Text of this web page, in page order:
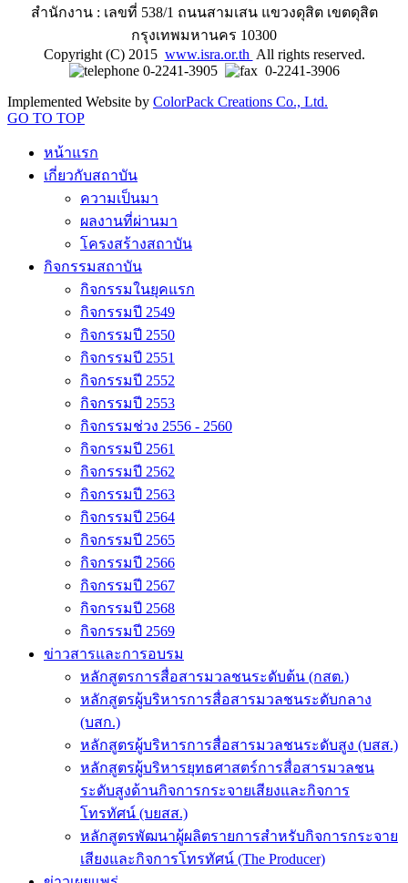
สำนักงาน : เลขที่ 538/1 ถนนสามเสน แขวงดุสิต เขตดุสิต
กรุงเทพมหานคร 10300
Copyright (C) 2015 www.isra.or.th All rights reserved.
0-2241-3905
0-2241-3906
Implemented Website by ColorPack Creations Co., Ltd.
GO TO TOP
หน้าแรก
เกี่ยวกับสถาบัน
ความเป็นมา
ผลงานที่ผ่านมา
โครงสร้างสถาบัน
กิจกรรมสถาบัน
กิจกรรมในยุคแรก
กิจกรรมปี 2549
กิจกรรมปี 2550
กิจกรรมปี 2551
กิจกรรมปี 2552
กิจกรรมปี 2553
กิจกรรมช่วง 2556 - 2560
กิจกรรมปี 2561
กิจกรรมปี 2562
กิจกรรมปี 2563
กิจกรรมปี 2564
กิจกรรมปี 2565
กิจกรรมปี 2566
กิจกรรมปี 2567
กิจกรรมปี 2568
กิจกรรมปี 2569
ข่าวสารและการอบรม
หลักสูตรการสื่อสารมวลชนระดับต้น (กสต.)
หลักสูตรผู้บริหารการสื่อสารมวลชนระดับกลาง
(บสก.)
หลักสูตรผู้บริหารการสื่อสารมวลชนระดับสูง (บสส.)
หลักสูตรผู้บริหารยุทธศาสตร์การสื่อสารมวลชน
ระดับสูงด้านกิจการกระจายเสียงและกิจการ
โทรทัศน์ (บยสส.)
หลักสูตรพัฒนาผู้ผลิตรายการสำหรับกิจการกระจาย
เสียงและกิจการโทรทัศน์ (The Producer)